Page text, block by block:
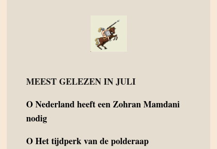
MEEST GELEZEN IN JULI
ONederland heeft een Zohran Mamdani
nodig
OHet tijdperk van de polderaap